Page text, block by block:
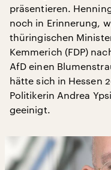
präsentieren.
noch in Erinnerung,
thüringischen
Kemmerich (FDP)
AfD einen
hätte sich in Hessen
Politikerin Andrea
geeinigt.